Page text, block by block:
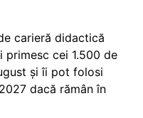
carieră didactică
primesc cei 1.500 de
și îi pot folosi
dacă rămân în